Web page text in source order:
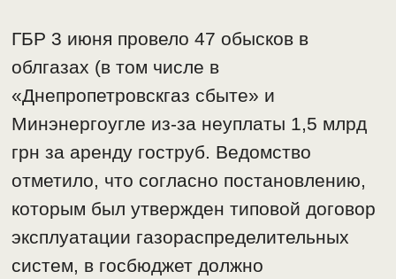
ГБР 3 июня провело 47 обысков в
облгазах (в том числе в
«Днепропетровскгаз сбыте» и
Минэнергоугле из-за неуплаты 1,5 млрд
грн за аренду гоструб. Ведомство
отметило, что согласно постановлению,
которым был утвержден типовой договор
эксплуатации газораспределительных
систем, в госбюджет должно